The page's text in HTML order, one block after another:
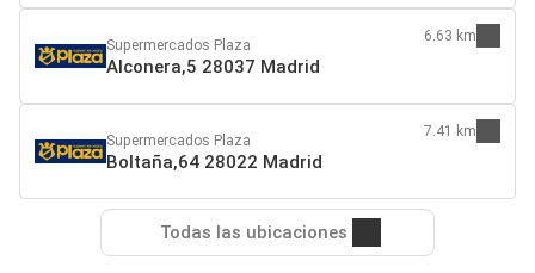
Supermercados Plaza
Alconera,5 28037 Madrid
6.63 km
Supermercados Plaza
Boltaña,64 28022 Madrid
7.41 km
Todas las ubicaciones